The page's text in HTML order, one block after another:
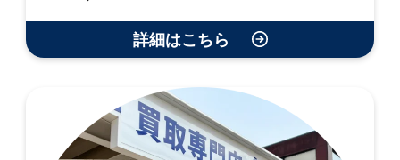
詳細はこちら